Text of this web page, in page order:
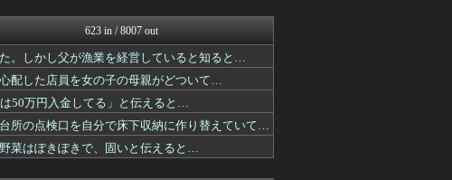
育児板拾い読み
...
衝撃体験！アンビリバボー｜...
...
鬼女まとめ速報 -修羅場・...
...
鬼女はみた -修羅場・恋愛...
子育てちゃんねる
かぞくちゃんねる
育児板拾い読み
オーバージョイド！
...
修羅場ハザード -復讐・D...
623 in / 8007 out
。しかし父が漁業を経営していると知ると…
配した店員を女の子の母親がどついて…
50万円入金してる」と伝えると…
所の点検口を自分で床下収納に作り替えていて…
菜はぽきぽきで、固いと伝えると…